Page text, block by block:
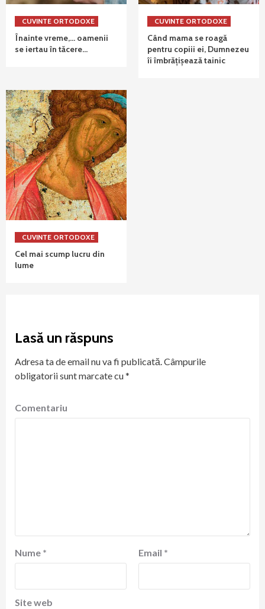
CUVINTE ORTODOXE
Înainte vreme,… oamenii
se iertau în tăcere…
CUVINTE ORTODOXE
Când mama se roagă
pentru copiii ei, Dumnezeu
îi îmbrățișează tainic
CUVINTE ORTODOXE
Cel mai scump lucru din
lume
Lasă un răspuns
Adresa ta de email nu va fi publicată.Câmpurile
obligatorii sunt marcate cu*
Comentariu
Nume * Email *
Site web